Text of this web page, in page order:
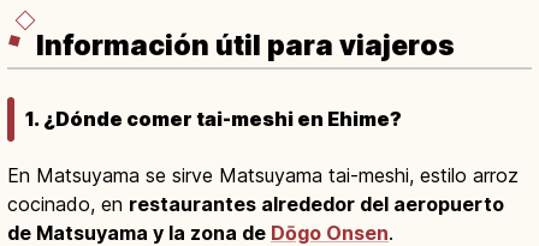
Información útil para viajeros
1. ¿Dónde comer tai-meshi en Ehime?
En Matsuyama se sirve Matsuyama tai-meshi, estilo arroz
cocinado, en restaurantes alrededor del aeropuerto
de Matsuyama y la zona de Dōgo Onsen.